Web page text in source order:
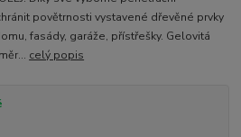
povětrnosti vystavené dřevěné prvky
fasády, garáže, přístřešky. Gelovitá
celý popis